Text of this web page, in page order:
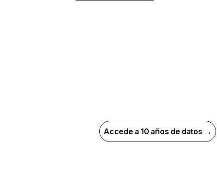
Accede a 10 años de datos →